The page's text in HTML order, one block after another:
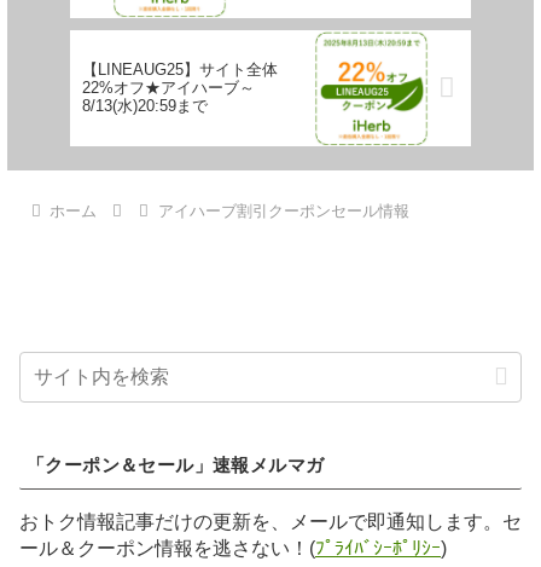
【LINEAUG25】サイト全体
22%オフ★アイハーブ～
8/13(水)20:59まで
ホーム アイハーブ割引クーポンセール情報
「クーポン＆セール」速報メルマガ
おトク情報記事だけの更新を、メールで即通知します。セ
ール＆クーポン情報を逃さない！(ﾌﾟﾗｲﾊﾞｼｰﾎﾟﾘｼｰ)